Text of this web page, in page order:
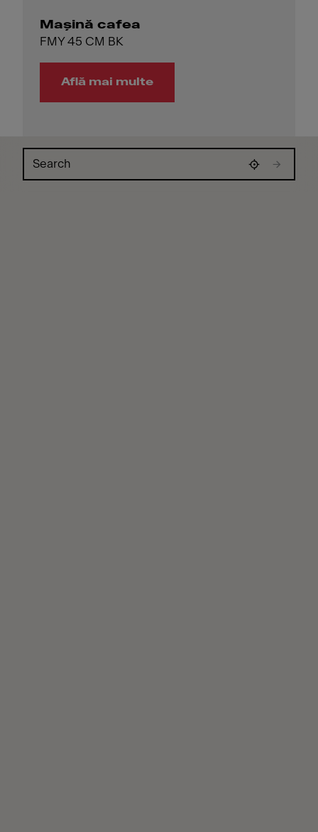
Mașină cafea
FMY 45 CM BK
Află mai multe